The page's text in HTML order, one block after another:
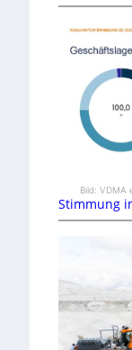
Bild: VDMA
Stimmung